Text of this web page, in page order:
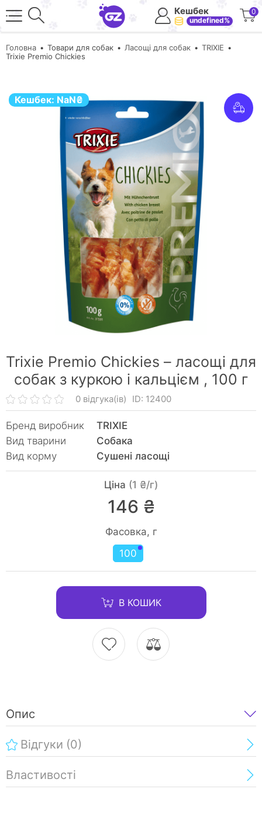
Кешбек
undefined%
0
Головна Товари для собак Ласощі для собак
TRIXIE
Trixie Premio Chickies
Кешбек: NaN₴
Trixie Premio Chickies – ласощі для
собак з куркою і кальцієм , 100 г
0 відгука(ів) ID: 12400
Бренд виробник
TRIXIE
Вид тварини
Собака
Вид корму
Сушені ласощі
Ціна (1 ₴/г)
146 ₴
Фасовка, г
100
В КОШИК
Опис
Відгуки (0)
Властивості